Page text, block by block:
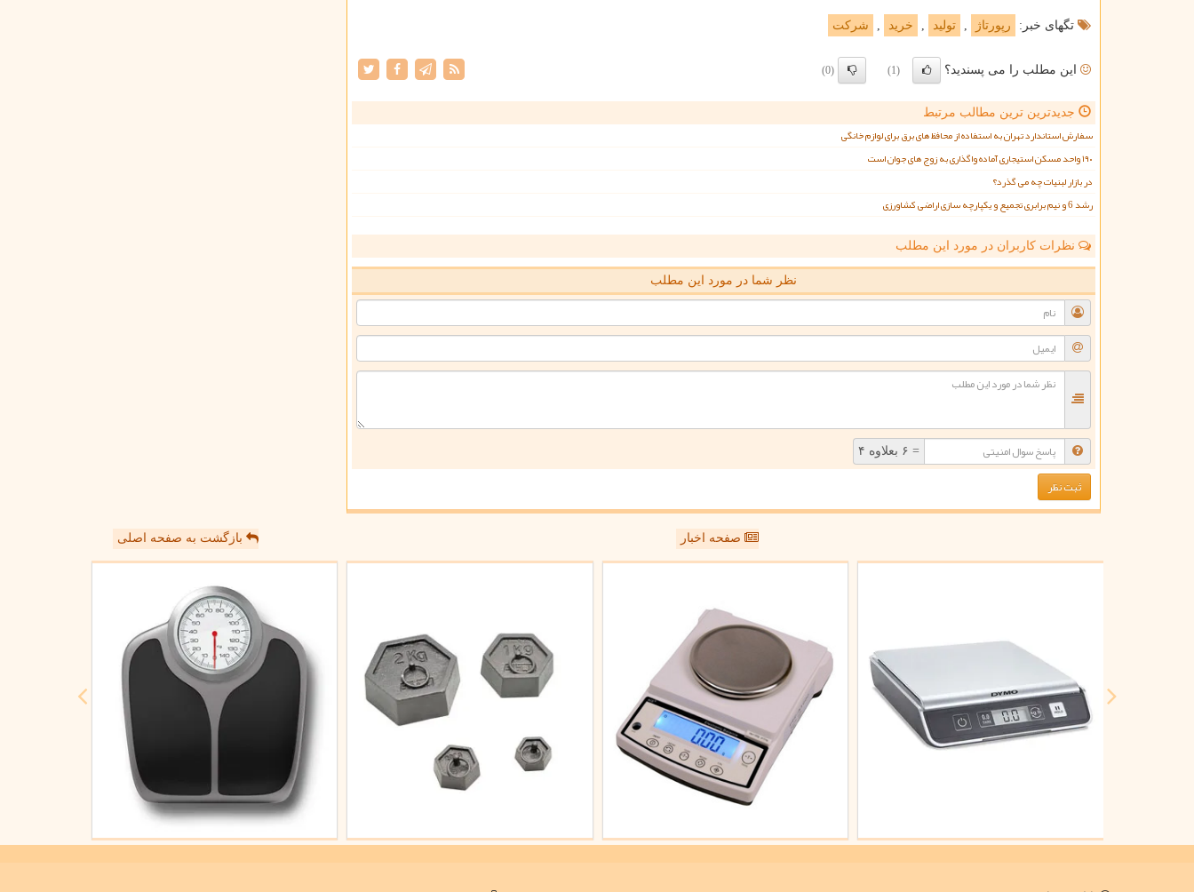
تگهای خبر: رپورتاژ تولید خرید شركت
این مطلب را می پسندید؟ (1)
(0)
جدیدترین ترین مطالب مرتبط
سفارش استاندارد تهران به استفاده از محافظ های برق برای لوازم خانگی
۱۹۰ واحد مسکن استیجاری آماده واگذاری به زوج های جوان است
در بازار لبنیات چه می گذرد؟
رشد 6 و نیم برابری تجمیع و یکپارچه سازی اراضی کشاورزی
نظرات کاربران در مورد این مطلب
نظر شما در مورد این مطلب
= ۶ بعلاوه ۴
صفحه اخبار بازگشت به صفحه اصلی